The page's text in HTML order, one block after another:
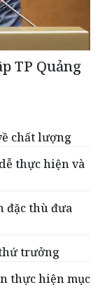
chất lượng
thực hiện và
thù đưa